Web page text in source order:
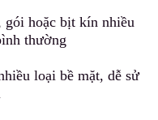
gói hoặc bịt kín nhiều
thường
loại bề mặt, dễ sử